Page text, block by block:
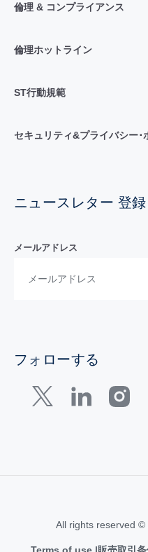
倫理 & コンプライアンス
倫理ホットライン
ST行動規範
セキュリティ&プライバシー･
ニュースレター 登録
メールアドレス
フォローする
All rights reserved